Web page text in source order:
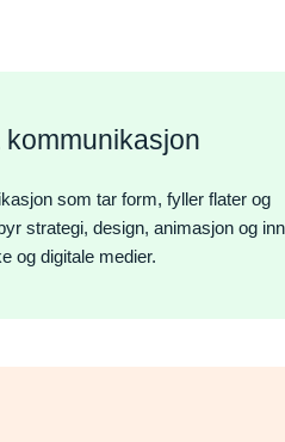
kommunikasjon
som tar form, fyller flater og
strategi, design, animasjon og
og digitale medier.